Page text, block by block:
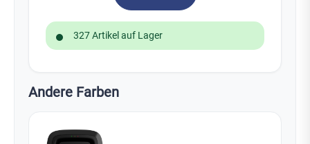
327 Artikel auf Lager
Andere Farben